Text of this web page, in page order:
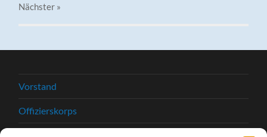
Nächster »
Vorstand
Offizierskorps